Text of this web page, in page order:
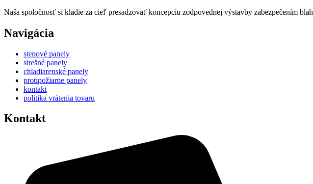
Naša spoločnosť si kladie za cieľ presadzovať koncepciu zodpovednej výstavby zabezpečením
Navigácia
stenové panely
strešné panely
chladiarenské panely
protipožiarne panely
kontakt
politika vrátenia tovaru
Kontakt